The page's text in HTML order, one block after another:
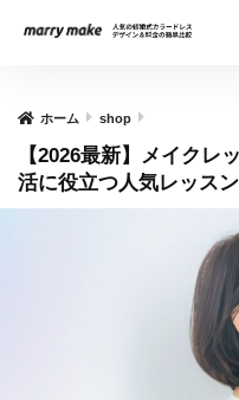
ホーム shop
【2026最新】メイクレ
活に役立つ人気レッス